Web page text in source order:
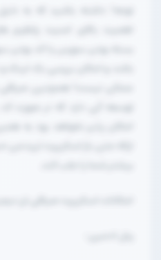
توجه! داشته باشید که به
اهمیت بالای امنیت پلتفرم
بسته بودن سورس یا کد بودن
باشد و امکان بررسی بک
ممکن نیست! همچنین صرافی
توسعه آنی دارد که در صورت
امکان پذیر نخواهد بود به
ارائه متن باز اسکریپت